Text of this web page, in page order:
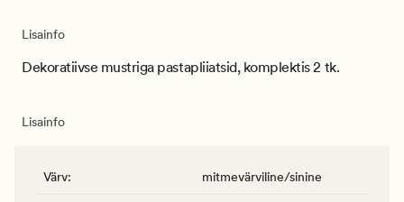
Lisainfo
Dekoratiivse mustriga pastapliiatsid, komplektis 2 tk.
Lisainfo
Värv: mitmevärviline/sinine